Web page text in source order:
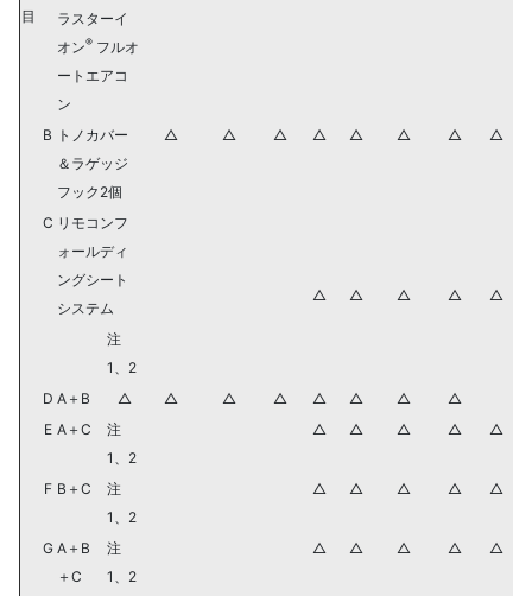
目
ラスターイ
オン® フルオ
ートエアコ
ン
B トノカバー
＆ラゲッジ
フック2個
△ △ △ △ △ △ △ △
C リモコンフ
ォールディ
ングシート
システム
△ △ △ △ △
注
1、2
D A＋B △ △ △ △ △ △ △
△
E A＋C
注
1、2
△ △ △ △ △
F B＋C
注
1、2
△ △ △ △ △
G A＋B
＋C
注
1、2
△ △ △ △ △